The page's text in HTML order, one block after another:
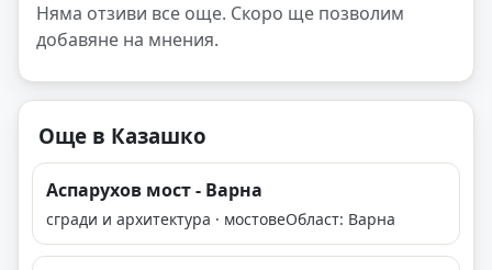
Няма отзиви все още. Скоро ще позволим
добавяне на мнения.
Още в Казашко
Аспарухов мост - Варна
сгради и архитектура · мостовеОбласт: Варна